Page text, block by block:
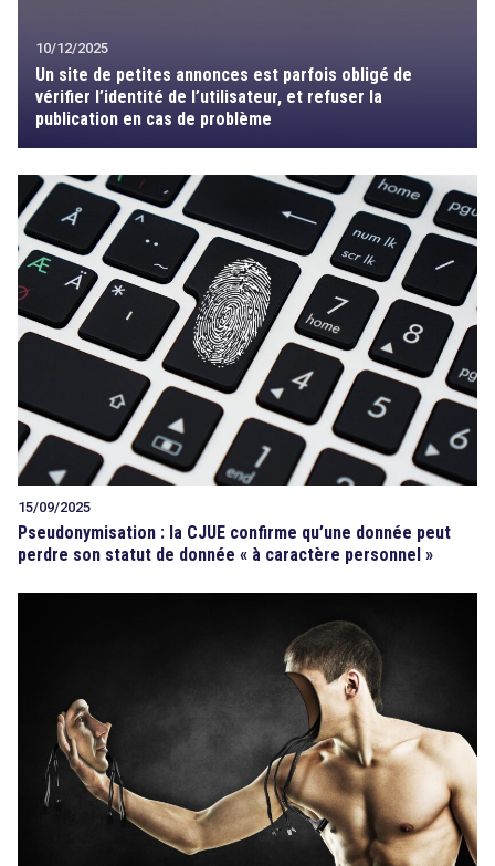
10/12/2025
Un site de petites annonces est parfois obligé de
vérifier l’identité de l’utilisateur, et refuser la
publication en cas de problème
15/09/2025
Pseudonymisation : la CJUE confirme qu’une donnée peut
perdre son statut de donnée « à caractère personnel »